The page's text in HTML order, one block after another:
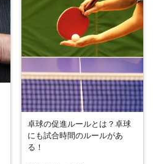
卓球の促進ルールとは？卓球
にも試合時間のルールがあ
る！